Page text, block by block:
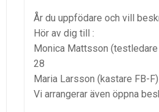
År du uppfödare och vill
Hör av dig till :
Monica Mattsson
28
Maria Larsson (kastare FB-
Vi arrangerar även öppna